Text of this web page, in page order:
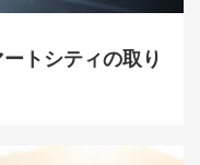
トシティの取り